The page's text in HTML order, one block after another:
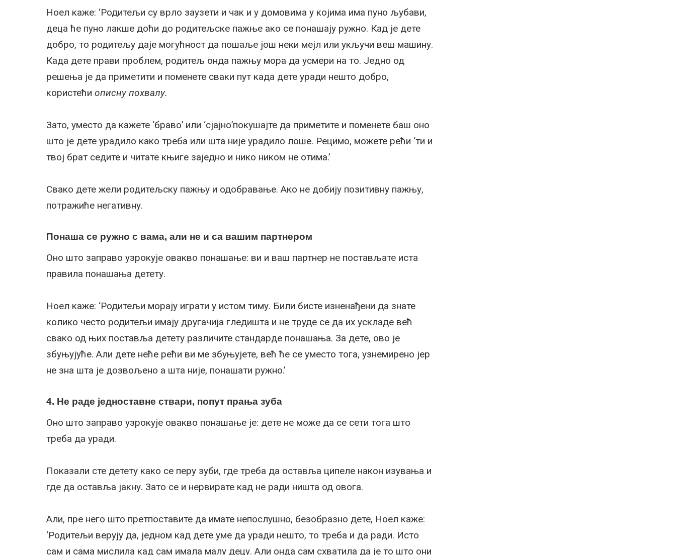
Ноел каже: ‘Родитељи су врло заузети и чак и у домовима у којима има пуно љубави,
деца ће пуно лакше доћи до родитељске пажње ако се понашају ружно. Кад је дете
добро, то родитељу даје могућност да пошаље још неки мејл или укључи веш машину.
Када дете прави проблем, родитељ онда пажњу мора да усмери на то. Једно од
решења је да приметити и поменете сваки пут када дете уради нешто добро,
користећи описну похвалу.
Зато, уместо да кажете ‘браво’ или ‘сјајно’покушајте да приметите и поменете баш оно
што је дете урадило како треба или шта није урадило лоше. Рецимо, можете рећи ‘ти и
твој брат седите и читате књиге заједно и нико ником не отима.’
Свако дете жели родитељску пажњу и одобравање. Ако не добију позитивну пажњу,
потражиће негативну.
Понаша се ружно с вама, али не и са вашим партнером
Оно што заправо узрокује овакво понашање: ви и ваш партнер не постављате иста
правила понашања детету.
Ноел каже: ‘Родитељи морају играти у истом тиму. Били бисте изненађени да знате
колико често родитељи имају другачија гледишта и не труде се да их ускладе већ
свако од њих поставља детету различите стандарде понашања. За дете, ово је
збуњујуће. Али дете неће рећи ви ме збуњујете, већ ће се уместо тога, узнемирено јер
не зна шта је дозвољено а шта није, понашати ружно.’
4. Не раде једноставне ствари, попут прања зуба
Оно што заправо узрокује овакво понашање је: дете не може да се сети тога што
треба да уради.
Показали сте детету како се перу зуби, где треба да оставља ципеле након изувања и
где да оставља јакну. Зато се и нервирате кад не ради ништа од овога.
Али, пре него што претпоставите да имате непослушно, безобразно дете, Ноел каже:
‘Родитељи верују да, једном кад дете уме да уради нешто, то треба и да ради. Исто
сам и сама мислила кад сам имала малу децу. Али онда сам схватила да је то што они